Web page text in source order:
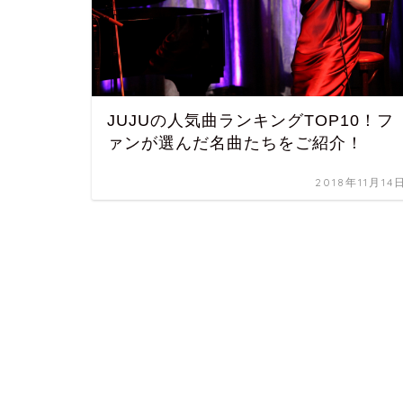
JUJUの人気曲ランキングTOP10！フ
ァンが選んだ名曲たちをご紹介！
2018年11月14